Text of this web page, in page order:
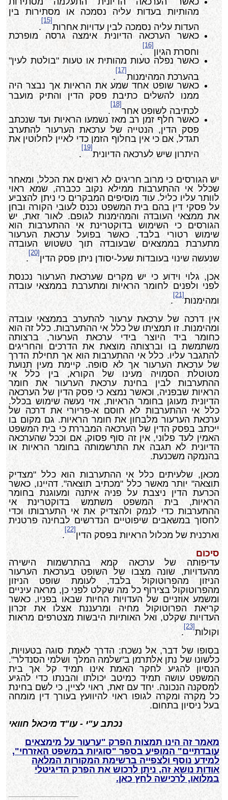
מהותיות בעדות עליה נסמכה או מסתירות בין
העדות עליה נסמכה לבין עדויות אחרות
[15]
כאשר הערכאה הדיונית אימצה גרסה מופרכת
וחסרת הגיון
[16]
כאשר נפלה טעות מהותית או טעות "בולטת לעין"
בהערכת המהימנות
[17]
כאשר שופט אחד שמע את הראיות אך נבצר היה
ממנו להשלים כתיבת פסק הדין והתיק מועבר
לכתיבה לשופט אחר
[18]
כאשר חלף זמן רב מאז נשמעו הראיות ועד שנכתב
פסק הדין, הנטייה של ערכאת הערעור להתערב
תגדל, אם כי אין בחלוף הזמן כדי לאיין לחלוטין את
היתרון שיש לערכאה הדיונית
[19]
יש הגורסים כי מרוב חריגים לא רואים את הכלל, ומאחר
שכלל אי ההתערבות ממילא נקוב ככברה, שמא ראוי
לוותר עליו כליל. עוד מוסיפים המבקרים כי ניתן להצביע
על פסקי דין בהם בית המשפט נכנס לעובי הקורה ובחן
את ממצאי העובדה והמהימנות לגופם. לאור זאת, יש
הגורסים כי השימוש בדוקטרינת אי ההתערבות הוא
שימוש רטורי בלבד, כאשר בפועל ערכאת הערעור
מתערבת בממצאים שבעובדה תוך טשטוש העובדה
שנעשה שינוי בעובדות שעל-יסודן ניתן פסק הדין
[20]
.
אכן, גלוי וידוע כי יש מקרים שערכאת הערעור נכנסת
לפני ולפנים לחומר הראיות ומתערבת בממצאי עובדה
ומהימנות
[21]
.
אין דרכה של ערכאת ערעור להתערב בממצאי עובדה
ומהימנות. זו תמציתו של כלל אי ההתערבות. כלל זה הוא
כחומר ביד היוצר בידי ערכאת הערעור, ברצותה
משתמשת בו וברצותה מוצאת את הדרכים והחריגים
להתגבר עליו. כלל אי ההתערבות הוא אך תחילת הדרך
של ערכאת הערעור אך לא סופה. קיימת מעין תנועת
מטוטלת הסמויה מעינו של הקורא, בין כלל אי
ההתערבות לבין בחינת ערכאת הערעור את חומר
הראיות שבפניה, וכאשר נמצא כי פסק הדין של הערכאה
הדיונית מעוגן בחומר הראיות, אזי נעשה שימוש בכלל.
כלל אי ההתערבות לא חוסם א-פריורי את דרכה של
ערכאת הערעור מלבחון את חומר הראיות. גם מקום בו
ייכתב בפסק הדין של הערכאה המבררת כי בית המשפט
האמין לעד פלוני, אין זה סוף פסוק, אם וככל שהערכאה
הדיונית לא תגבה את התרשמותה בחומר הראיות או
בהנמקה משכנעת.
מכאן, שלעיתים כלל אי ההתערבות הוא כלל "מצדיק
תוצאה" יותר מאשר כלל "מכתיב תוצאה". דהיינו, כאשר
הכרעת הדין ניצבת על פניה איתנה ומעוגנת בחומר
הראיות, בית המשפט משתמש בדוקטרינת אי
ההתערבות כדי לנמק ולהצדיק את אי התערבותו וכדי
לחסוך במשאבים שיפוטיים הנדרשים לבחינה פרטנית
וארכנית של מכלול הראיות בפסק הדין
[22]
.
סיכום
עדיפותה של ערכאה קמא בהתרשמות הישירה
מהעדויות, שונה מצבו של השופט בערכאת הערעור
הניזון מהפרוטוקול בלבד, לעומת שופט הניזון
מהפרוטוקול בצירוף כל מה שקלט לפני כן, מראה עיניים
ומשמע אוזניים של העדויות החיות שבאו בפניו, כאשר
קריאת הפרוטוקול מחיה ומרעננת אצלו את זכרון
העדויות שקלט, ואל האותיות היבשות מצטרפים מראות
וקולות
[23]
.
בסופו של דבר, אל נשכח: הדרך לאמת סוגה בטעויות,
כלשונו של נתן אלתרמן ב"שלמה המלך ושלמי הסנדלר".
הנסיון להגיע לחקר האמת אינו תמיד קל אך בית
המשפט עושה תמיד כמיטב יכולתו והבנתו כדי להגיע
למסקנה הנכונה. יחד עם זאת, ראוי לציין, כי לשם בחינת
כל מקרה ומקרה לגופו ראוי להיוועץ בעורך דין מומחה
בעל ניסיון בתחום.
נכתב ע"י - עו"ד מיכאל חוואי
מאמר זה הינו תמצות הפרק "ערעור על מימצאים
עובדתיים" המופיע בספר "סוגיות במשפט האזרחי",
למידע נוסף ולצפייה ברשימת המקורות המלאה
אודות נושא זה, ניתן לרכוש את הפרק הדיגיטלי
במלואו, לרכישה לחץ כאן.